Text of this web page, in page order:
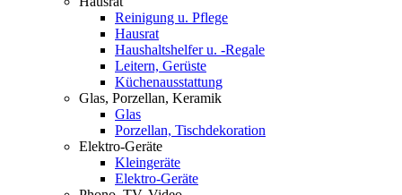
Reinigung u. Pflege
Hausrat
Haushaltshelfer u. -Regale
Leitern, Gerüste
Küchenausstattung
Glas, Porzellan, Keramik
Glas
Porzellan, Tischdekoration
Elektro-Geräte
Kleingeräte
Elektro-Geräte